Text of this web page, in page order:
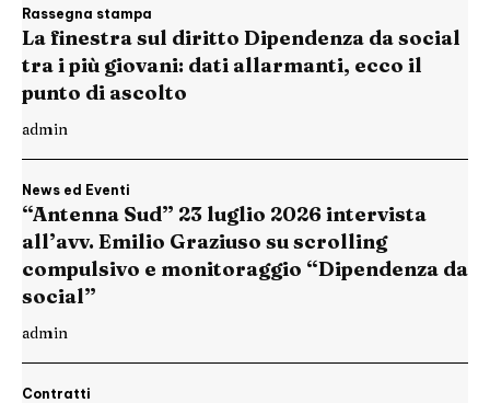
Rassegna stampa
La finestra sul diritto Dipendenza da social
tra i più giovani: dati allarmanti, ecco il
punto di ascolto
admin
News ed Eventi
“Antenna Sud” 23 luglio 2026 intervista
all’avv. Emilio Graziuso su scrolling
compulsivo e monitoraggio “Dipendenza da
social”
admin
Contratti